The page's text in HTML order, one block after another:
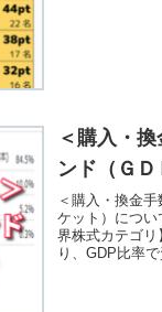
＜購入・
ンド（Ｇ
＜購入・換金
ケット）につ
界株式カテゴ
り、GDP比率